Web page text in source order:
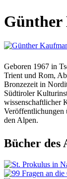
Günther
Geboren 1967 in
Trient und Rom,
Bronzezeit in
Südtiroler
wissenschaftlicher
Veröffentlichungen
den Alpen.
Bücher des